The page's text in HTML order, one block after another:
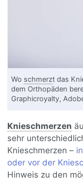
Wo schmerzt das
dem Orthopäden
Graphicroyalty,
Knieschmerzen
sehr
Knieschmerzen –
oder vor der
Hinweis zu den